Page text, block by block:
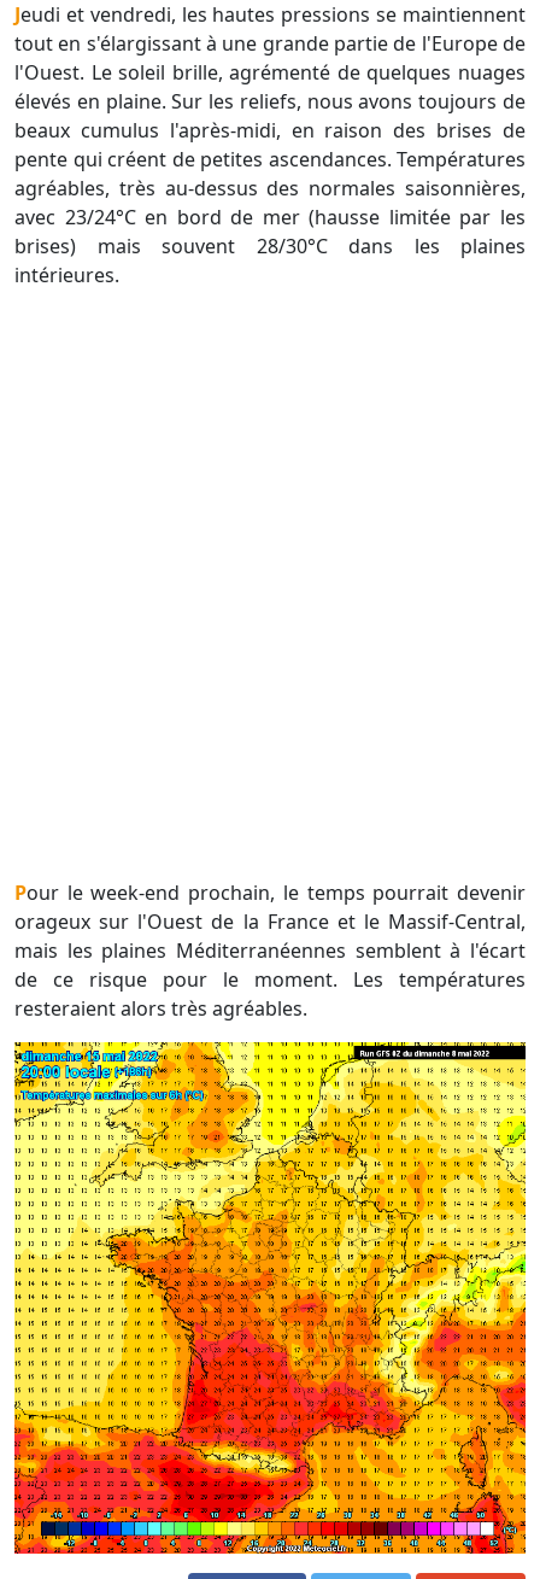
Jeudi et vendredi, les hautes pressions se maintiennent
tout en s'élargissant à une grande partie de l'Europe de
l'Ouest. Le soleil brille, agrémenté de quelques nuages
élevés en plaine. Sur les reliefs, nous avons toujours de
beaux cumulus l'après-midi, en raison des brises de
pente qui créent de petites ascendances. Températures
agréables, très au-dessus des normales saisonnières,
avec 23/24°C en bord de mer (hausse limitée par les
brises) mais souvent 28/30°C dans les plaines
intérieures.
Pour le week-end prochain, le temps pourrait devenir
orageux sur l'Ouest de la France et le Massif-Central,
mais les plaines Méditerranéennes semblent à l'écart
de ce risque pour le moment. Les températures
resteraient alors très agréables.